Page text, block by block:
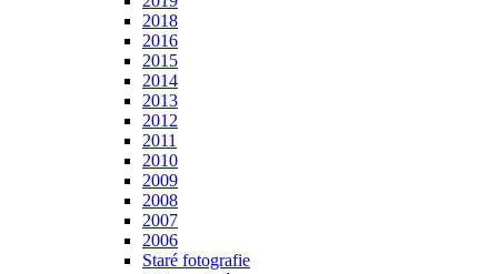
2018
2016
2015
2014
2013
2012
2011
2010
2009
2008
2007
2006
Staré fotografie